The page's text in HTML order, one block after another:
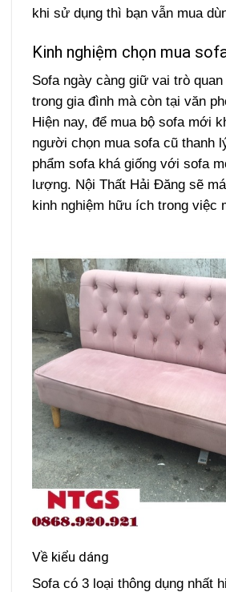
khi sử dụng thì bạn vẫn mua
Kinh nghiệm chọn mua
Sofa ngày càng giữ vai trò
trong gia đình mà còn tại văn
Hiện nay, để mua bộ sofa mới
người chọn mua sofa cũ thanh
phẩm sofa khá giống với sofa
lượng. Nội Thất Hải Đăng sẽ
kinh nghiệm hữu ích trong việc
Về kiểu dáng
Sofa có 3 loại thông dụng nhất